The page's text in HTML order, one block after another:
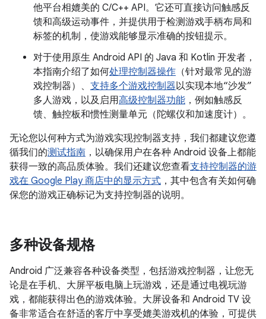
他平台相媲美的 C/C++ API。它还可直接访问触感反
馈和高级运动事件，并提供用于检测游戏手柄布局和
标签的机制，使游戏能够显示准确的按钮提示。
对于使用原生 Android API 的 Java 和 Kotlin 开发者，
本指南介绍了如何处理控制器操作 （针对最常见的游
戏控制器）、 支持多个游戏控制器以实现本地“沙发”
多人游戏，以及启用高级控制器功能 ，例如触感反
馈、触控板和惯性测量单元（陀螺仪和加速度计）。
无论您以何种方式为游戏实现控制器支持，我们都建议您遵
循我们的测试指南 ，以确保用户在各种 Android 设备上都能
获得一致的高品质体验。我们还建议您查看支持控制器的游
戏在 Google Play 商店中的显示方式 ，其中包含有关如何确
保您的游戏正确标记为支持控制器的说明。
多种设备规格
Android 广泛兼容各种设备类型，包括游戏控制器，让您无
论是在手机、大屏平板电脑上玩游戏，还是通过电视玩游
戏，都能获得出色的游戏体验。大屏设备和 Android TV 设
备非常适合在舒适的客厅中享受媲美游戏机的体验，可提供